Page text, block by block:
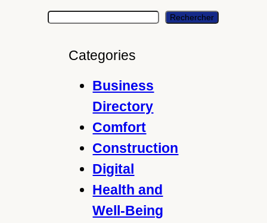
Rechercher
Categories
Business
Directory
Comfort
Construction
Digital
Health and
Well-Being